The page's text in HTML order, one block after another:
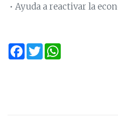
• Ayuda a reactivar la
Facebook
Twitter